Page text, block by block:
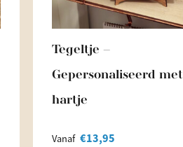
Tegeltje –
Gepersonaliseerd met
hartje
Vanaf €13,95